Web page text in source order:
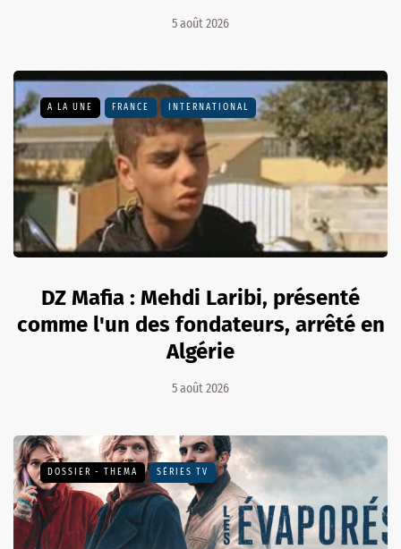
5 août 2026
A LA UNE FRANCE INTERNATIONAL
DZ Mafia : Mehdi Laribi, présenté
comme l'un des fondateurs, arrêté en
Algérie
5 août 2026
DOSSIER - THEMA SÉRIES TV